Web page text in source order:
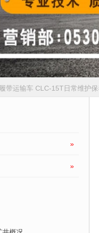
履带运输车 CLC-15T日常维护
»
»